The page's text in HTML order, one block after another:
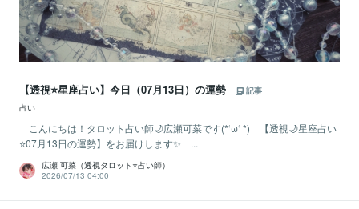
【透視⭐️星座占い】今日（07月13日）の運勢
記事
占い
こんにちは！タロット占い師🌙広瀬可菜です(*‘ω‘ *) 【透視🌙星座占い
⭐07月13日の運勢】をお届けします✨ ...
広瀬 可菜（透視タロット⭐占い師）
2026/07/13 04:00